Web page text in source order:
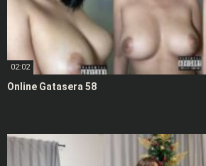
02:02
Online Gatasera 58